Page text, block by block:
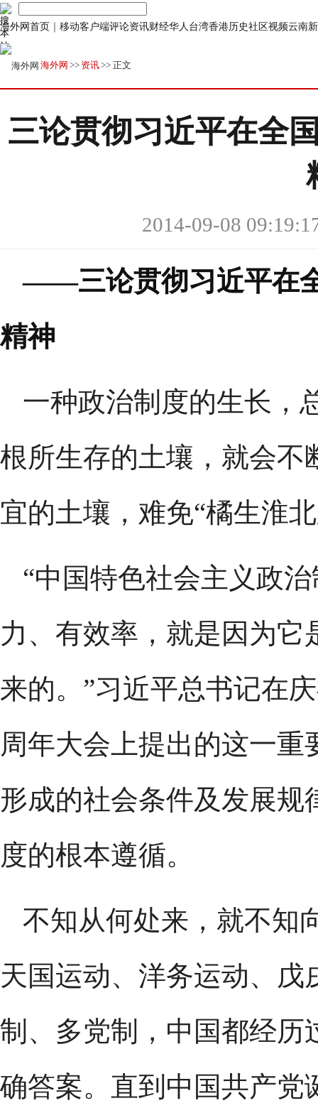
海外网首页 移动客户端评论资讯财经华人 台湾香港历史社区视频云南
海外网 >> 资讯>> 正文
三论贯彻习近平在全
2014-09-08
——三论贯彻习近平在
精神
一种政治制度的生长，
根所生存的土壤，就会不
宜的土壤，难免“橘生淮
“中国特色社会主义政
力、有效率，就是因为
来的。”习近平总书记在
周年大会上提出的这一
形成的社会条件及发展
度的根本遵循。
不知从何处来，就不知
天国运动、洋务运动、
制、多党制，中国都经历
确答案。直到中国共产党